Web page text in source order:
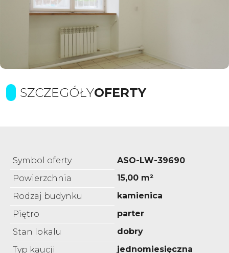
SZCZEGÓŁYOFERTY
Symbol oferty
ASO-LW-39690
Powierzchnia
15,00 m²
Rodzaj budynku
kamienica
Piętro
parter
Stan lokalu
dobry
Typ kaucji
jednomiesięczna